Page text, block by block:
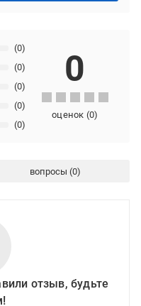
(0)
(0)
(0)
(0)
(0)
0
оценок (0)
вопросы
отзыв, будьте